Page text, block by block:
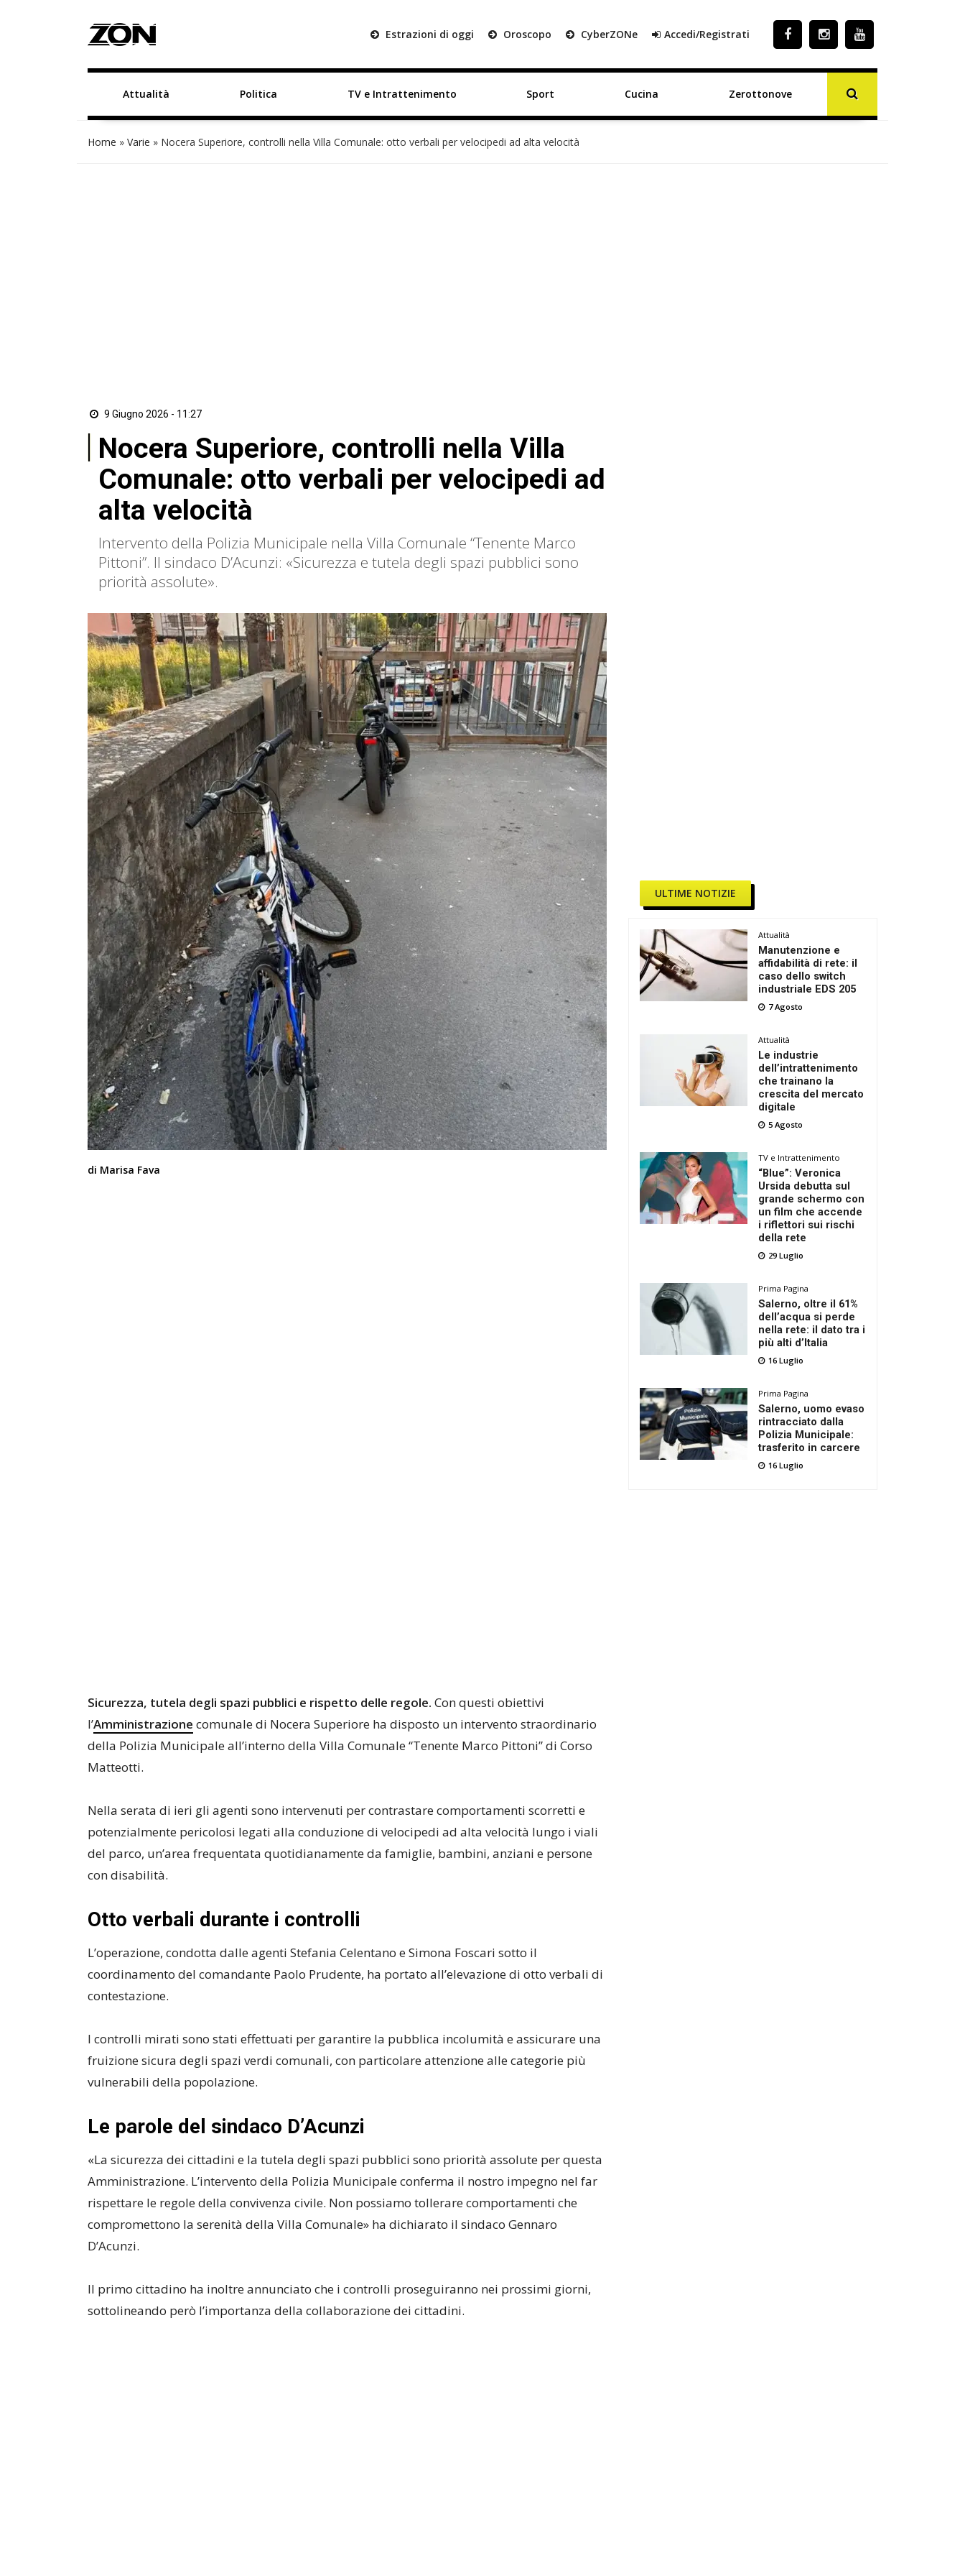
Estrazioni di oggi Oroscopo CyberZONe Accedi/Registrati
Attualità Politica TV e Intrattenimento Sport Cucina Zerottonove
Home » Varie » Nocera Superiore, controlli nella Villa Comunale: otto verbali per velocipedi ad alta velocità
9 Giugno 2026 - 11:27
Nocera Superiore, controlli nella Villa
Comunale: otto verbali per velocipedi ad
alta velocità
Intervento della Polizia Municipale nella Villa Comunale “Tenente Marco
Pittoni”. Il sindaco D’Acunzi: «Sicurezza e tutela degli spazi pubblici sono
priorità assolute».
di Marisa Fava
Sicurezza, tutela degli spazi pubblici e rispetto delle regole. Con questi obiettivi
l’Amministrazione comunale di Nocera Superiore ha disposto un intervento straordinario
della Polizia Municipale all’interno della Villa Comunale “Tenente Marco Pittoni” di Corso
Matteotti.
Nella serata di ieri gli agenti sono intervenuti per contrastare comportamenti scorretti e
potenzialmente pericolosi legati alla conduzione di velocipedi ad alta velocità lungo i viali
del parco, un’area frequentata quotidianamente da famiglie, bambini, anziani e persone
con disabilità.
Otto verbali durante i controlli
L’operazione, condotta dalle agenti Stefania Celentano e Simona Foscari sotto il
coordinamento del comandante Paolo Prudente, ha portato all’elevazione di otto verbali di
contestazione.
I controlli mirati sono stati effettuati per garantire la pubblica incolumità e assicurare una
fruizione sicura degli spazi verdi comunali, con particolare attenzione alle categorie più
vulnerabili della popolazione.
Le parole del sindaco D’Acunzi
«La sicurezza dei cittadini e la tutela degli spazi pubblici sono priorità assolute per questa
Amministrazione. L’intervento della Polizia Municipale conferma il nostro impegno nel far
rispettare le regole della convivenza civile. Non possiamo tollerare comportamenti che
compromettono la serenità della Villa Comunale» ha dichiarato il sindaco Gennaro
D’Acunzi.
Il primo cittadino ha inoltre annunciato che i controlli proseguiranno nei prossimi giorni,
sottolineando però l’importanza della collaborazione dei cittadini.
ULTIME NOTIZIE
Attualità
Manutenzione e
affidabilità di rete: il
caso dello switch
industriale EDS 205
7 Agosto
Attualità
Le industrie
dell’intrattenimento
che trainano la
crescita del mercato
digitale
5 Agosto
TV e Intrattenimento
“Blue”: Veronica
Ursida debutta sul
grande schermo con
un film che accende
i riflettori sui rischi
della rete
29 Luglio
Prima Pagina
Salerno, oltre il 61%
dell’acqua si perde
nella rete: il dato tra i
più alti d’Italia
16 Luglio
Prima Pagina
Salerno, uomo evaso
rintracciato dalla
Polizia Municipale:
trasferito in carcere
16 Luglio